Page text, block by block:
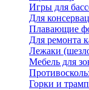
Игры для
Для
Плавающие
Для ремонта
Лежаки
Мебель для
Горки и